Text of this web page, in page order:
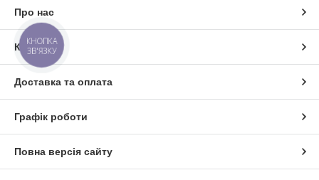
Про нас
Контакти
Доставка та оплата
Графік роботи
Повна версія сайту
КНОПКА
ЗВ'ЯЗКУ